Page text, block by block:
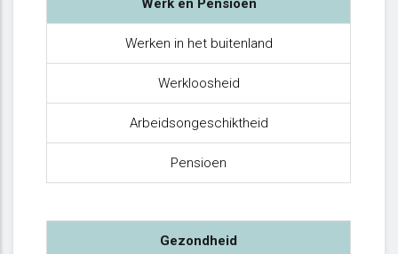
Werk en Pensioen
Werken in het buitenland
Werkloosheid
Arbeidsongeschiktheid
Pensioen
Gezondheid